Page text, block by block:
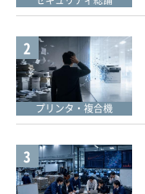
2
プリンタ・複合機
3